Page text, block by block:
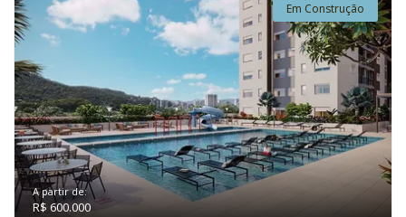
Em Construção
A partir de:
R$ 600.000